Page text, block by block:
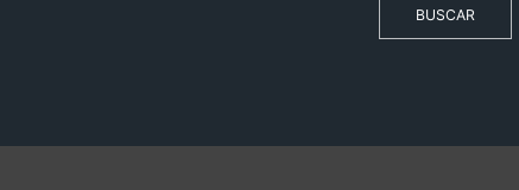
BUSCAR